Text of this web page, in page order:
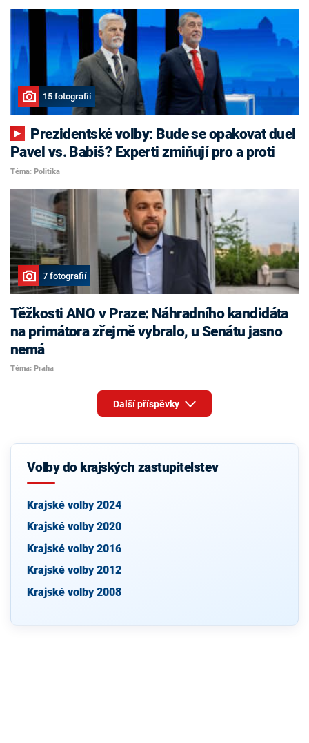
15 fotografií
Pavel vs. Babiš? Experti zmiňují pro a proti
Téma: Politika
7 fotografií
Těžkosti ANO v Praze: Náhradního kandidáta
na primátora zřejmě vybralo, u Senátu jasno
nemá
Téma: Praha
Další příspěvky
Volby do krajských zastupitelstev
Krajské volby 2024
Krajské volby 2020
Krajské volby 2016
Krajské volby 2012
Krajské volby 2008